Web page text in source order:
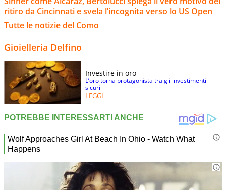
ritiro da Cincinnati e svela l’incognita verso lo US Open
Tutte le notizie del Como
Gioielleria Delfino
Investire in oro
L’oro torna protagonista tra gli investimenti
sicuri
LEGGI